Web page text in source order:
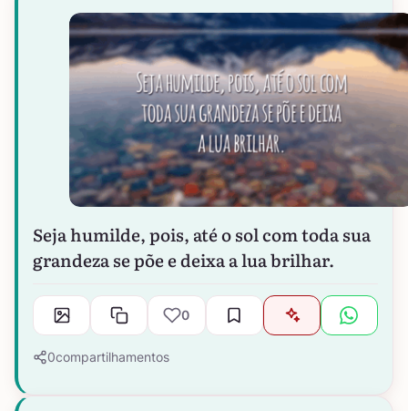
Seja humilde, pois, até o sol com toda sua
grandeza se põe e deixa a lua brilhar.
0
0compartilhamentos